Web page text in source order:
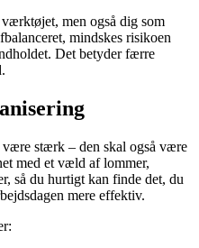
men også dig som
mindskes risikoen
Det betyder færre
være stærk – den skal også være
med et væld af lommer,
så du hurtigt kan finde det, du
mere effektiv.